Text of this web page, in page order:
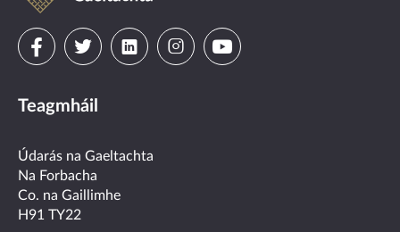
Gaeltachta
Visit
on
facebook
Visit
on
twitter
Visit
linkedin
VisitVisit
Teagmháil
Údarás na Gaeltachta
Na Forbacha
Co. na Gaillimhe
H91 TY22